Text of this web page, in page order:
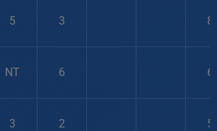
5 3 8
NT 6 6
3 2 5